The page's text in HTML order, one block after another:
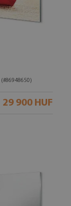
(#86948650)
29 900 HUF